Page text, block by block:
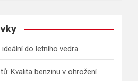
do letního vedra
Kvalita benzinu v ohrožení